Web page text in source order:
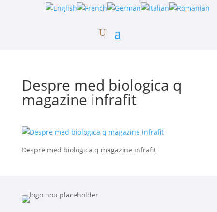
Despre med biologica q
magazine infrafit
Despre med biologica q magazine infrafit